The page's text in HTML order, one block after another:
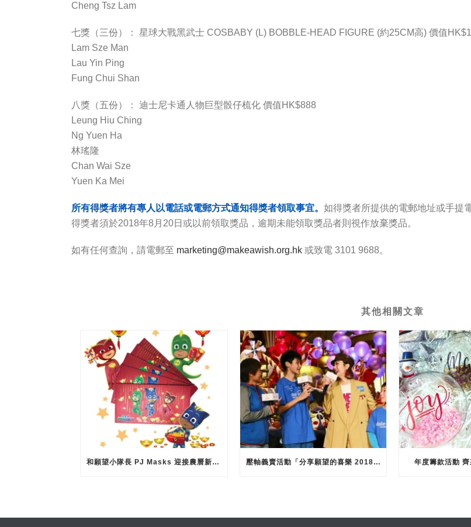
Cheng Tsz Lam
七獎（三份）： 星球大戰黑武士 COSBABY (L) BOBBLE-HEAD FIGURE (約25CM高) 價值
Lam Sze Man
Lau Yin Ping
Fung Chui Shan
八獎（五份）： 迪士尼卡通人物巨型骰仔梳化 價值HK$888
Leung Hiu Ching
Ng Yuen Ha
林瑤隆
Chan Wai Sze
Yuen Ka Mei
所有得獎者將有專人以電話或電郵方式通知得獎者領取事宜。 如得獎者所提供的電郵地址或手提
得獎者須於2018年8月20日或以前領取獎品，逾期未能領取獎品者則視作放棄獎品。
如有任何查詢，請電郵至 marketing@makeawish.org.hk 或致電 3101 9688。
其他相關文章
和願望小隊長 PJ Masks 迎接農曆新年！ 壓軸義賣活動「分享願望的喜樂 2018」開幕 年度籌款活動